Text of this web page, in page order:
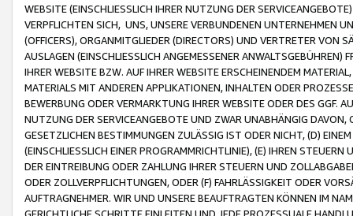
WEBSITE (EINSCHLIESSLICH IHRER NUTZUNG DER
VERPFLICHTEN SICH, UNS, UNSERE VERBUNDENEN UNTERNEHMEN
(OFFICERS), ORGANMITGLIEDER (DIRECTORS) UND VERTRETER VON
AUSLAGEN (EINSCHLIESSLICH ANGEMESSENER
IHRER WEBSITE BZW. AUF IHRER WEBSITE ERSCHEINENDEM
MATERIALS MIT ANDEREN APPLIKATIONEN, INHALTEN ODER
BEWERBUNG ODER VERMARKTUNG IHRER WEBSITE ODER DES GGF.
NUTZUNG DER SERVICEANGEBOTE UND ZWAR UNABHÄNGIG
GESETZLICHEN BESTIMMUNGEN ZULÄSSIG IST ODER NICHT, (D)
(EINSCHLIESSLICH EINER PROGRAMMRICHTLINIE), (E) IHREN
DER EINTREIBUNG ODER ZAHLUNG IHRER STEUERN UND
ODER ZOLLVERPFLICHTUNGEN, ODER (F) FAHRLÄSSIGKEIT ODER
AUFTRAGNEHMER. WIR UND UNSERE BEAUFTRAGTEN KÖNNEN IM
GERICHTLICHE SCHRITTE EINLEITEN UND JEDE PROZESSUALE